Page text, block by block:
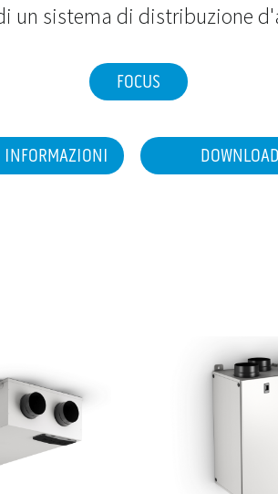
un sistema di distribuzione
FOCUS
DOWNLOAD